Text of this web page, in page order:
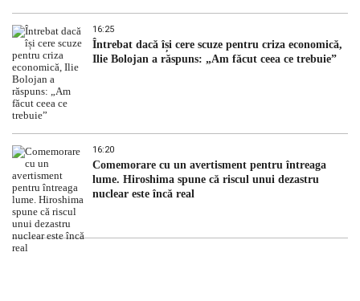
16:25
Întrebat dacă își cere scuze pentru criza economică,
Ilie Bolojan a răspuns: „Am făcut ceea ce trebuie”
16:20
Comemorare cu un avertisment pentru întreaga
lume. Hiroshima spune că riscul unui dezastru
nuclear este încă real